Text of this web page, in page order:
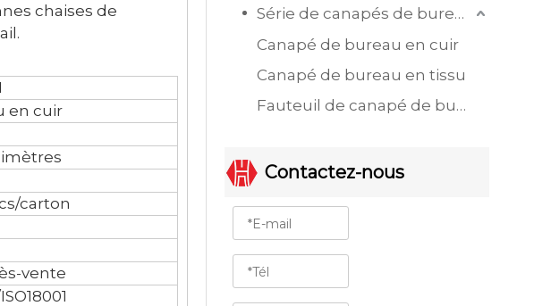
chaises de
en cuir
carton
vente
Série de canapés de bureau
Canapé de bureau en cuir
Canapé de bureau en tissu
Fauteuil de canapé de bureau à siège unique
Contactez-nous